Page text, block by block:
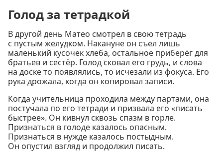
Голод за тетрадкой
В другой день Матео смотрел в свою тетрадь
с пустым желудком. Накануне он съел лишь
маленький кусочек хлеба, остальное приберёг для
братьев и сестёр. Голод сковал его грудь, и слова
на доске то появлялись, то исчезали из фокуса. Его
рука дрожала, когда он копировал записи.
Когда учительница проходила между партами, она
постучала по его тетради и призвала его «писать
быстрее». Он кивнул сквозь спазм в горле.
Признаться в голоде казалось опасным.
Признаться в нужде казалось постыдным.
Он опустил взгляд и продолжил писать.